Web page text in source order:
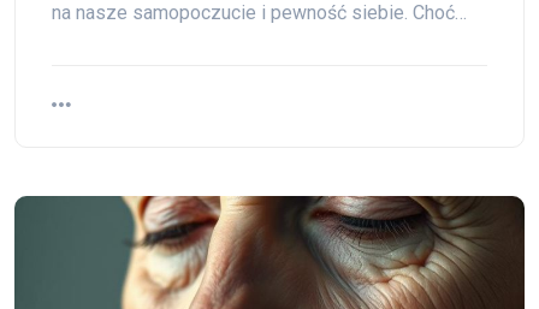
na nasze samopoczucie i pewność siebie. Choć…